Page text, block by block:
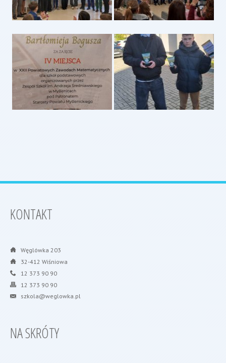
KONTAKT
Węglówka 203
32-412 Wiśniowa
12 373 90 90
12 373 90 90
szkola@weglowka.pl
NA SKRÓTY